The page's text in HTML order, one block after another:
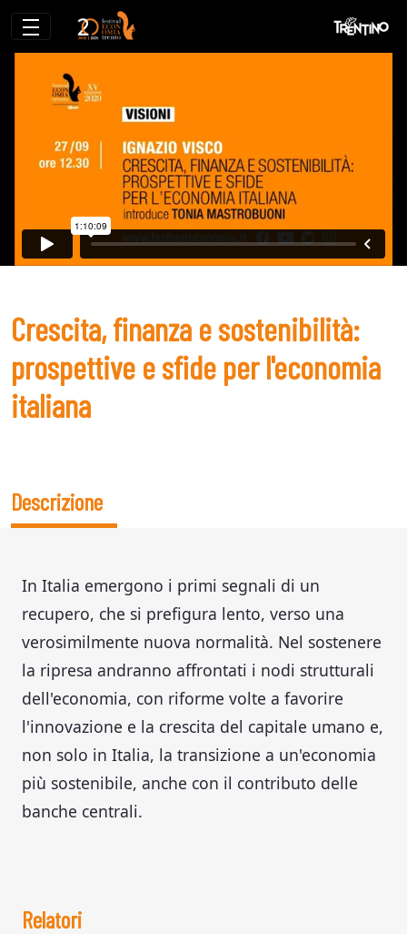
Crescita, finanza e sostenibilità:
Crescita, finanza e sostenibilità:
prospettive e sfide per l'economia
italiana
Descrizione
In Italia emergono i primi segnali di un
recupero, che si prefigura lento, verso una
verosimilmente nuova normalità. Nel sostenere
la ripresa andranno affrontati i nodi strutturali
dell'economia, con riforme volte a favorire
l'innovazione e la crescita del capitale umano e,
non solo in Italia, la transizione a un'economia
più sostenibile, anche con il contributo delle
banche centrali.
Relatori